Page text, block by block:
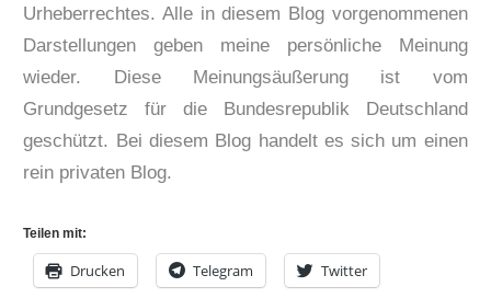
Urheberrechtes. Alle in diesem Blog vorgenommenen
Darstellungen geben meine persönliche Meinung
wieder. Diese Meinungsäußerung ist vom
Grundgesetz für die Bundesrepublik Deutschland
geschützt. Bei diesem Blog handelt es sich um einen
rein privaten Blog.
Teilen mit:
Drucken Telegram Twitter